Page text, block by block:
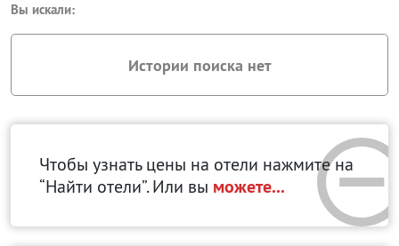
Вы искали:
Истории поиска нет
Чтобы узнать цены на отели нажмите на
“Найти отели”. Или вы можете...